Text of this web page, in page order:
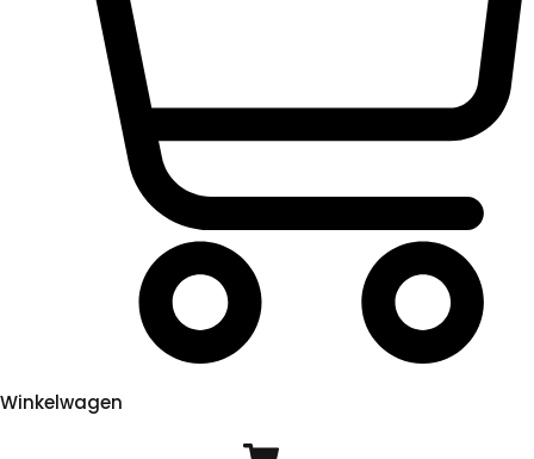
Winkelwagen